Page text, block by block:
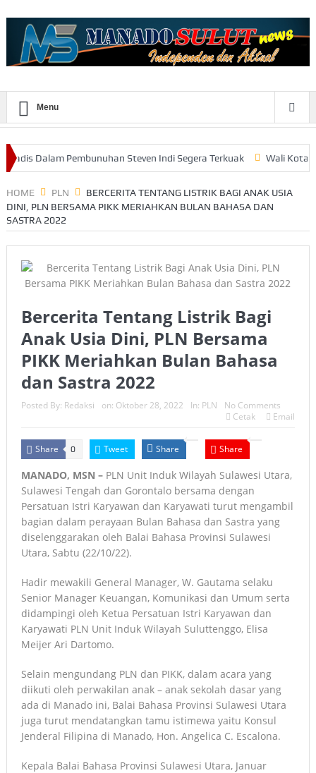
Menu
Pembunuhan Steven Indi Segera Terkuak Wali Kota Vicky
HOME PLN
BERCERITA TENTANG LISTRIK BAGI ANAK USIA
DINI, PLN BERSAMA PIKK MERIAHKAN BULAN BAHASA DAN
SASTRA 2022
Bercerita Tentang Listrik Bagi
Anak Usia Dini, PLN Bersama
PIKK Meriahkan Bulan Bahasa
dan Sastra 2022
Posted By: Redaksi on: Oktober 28, 2022 In: PLN
No Comments
Cetak
Email
Share 0 Tweet Share Share
MANADO, MSN – PLN Unit Induk Wilayah Sulawesi Utara,
Sulawesi Tengah dan Gorontalo bersama dengan
Persatuan Istri Karyawan dan Karyawati turut mengambil
bagian dalam perayaan Bulan Bahasa dan Sastra yang
diselenggarakan oleh Balai Bahasa Provinsi Sulawesi
Utara, Sabtu (22/10/22).
Hadir mewakili General Manager, W. Gautama selaku
Senior Manager Keuangan, Komunikasi dan Umum serta
didampingi oleh Ketua Persatuan Istri Karyawan dan
Karyawati PLN Unit Induk Wilayah Suluttenggo, Elisa
Meijer Ari Dartomo.
Selain mengundang PLN dan PIKK, dalam acara yang
diikuti oleh perwakilan anak – anak sekolah dasar yang
ada di Manado ini, Balai Bahasa Provinsi Sulawesi Utara
juga turut mendatangkan tamu istimewa yaitu Konsul
Jenderal Filipina di Manado, Hon. Angelica C. Escalona.
Kepala Balai Bahasa Provinsi Sulawesi Utara, Januar